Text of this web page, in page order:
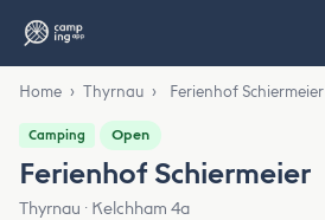
Home › Thyrnau › Ferienhof Schiermeier
Camping Open
Ferienhof Schiermeier
Thyrnau · Kelchham 4a